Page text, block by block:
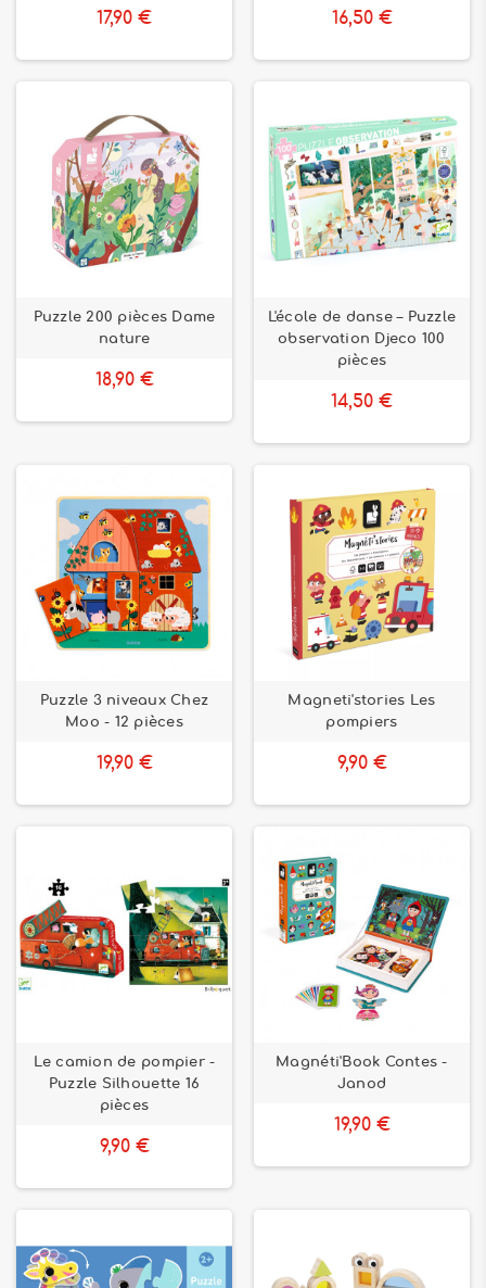
17,90 € 16,50 €
Puzzle 200 pièces Dame
nature
18,90 €
L'école de danse – Puzzle
observation Djeco 100
pièces
14,50 €
Puzzle 3 niveaux Chez
Moo - 12 pièces
19,90 €
Magneti'stories Les
pompiers
9,90 €
Le camion de pompier -
Puzzle Silhouette 16
pièces
9,90 €
Magnéti'Book Contes -
Janod
19,90 €